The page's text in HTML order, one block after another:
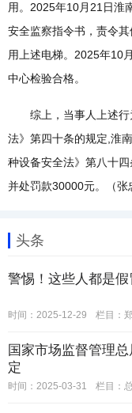
用。2025年10月21日淮
安全监察指令书，责令
用上述电梯。2025年10
中心检验合格。
综上，当事人上述行
法》第四十条的规定,淮
种设备安全法》第八十
并处罚款30000元。（张
头条
警惕！这些人都是
时间：2025-12-29 栏目：
国家市场监督管理
定
时间：2025-03-31 栏目：